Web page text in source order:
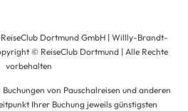
Dortmund GmbH | Willly-Brandt-
© ReiseClub Dortmund | Alle Rechte
vorbehalten
von Pauschalreisen und anderen
Ihrer Buchung jeweils günstigsten